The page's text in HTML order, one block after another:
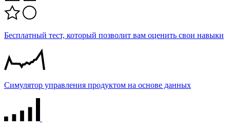
Бесплатный тест, который позволит вам оценить свои навыки
Симулятор управления продуктом на основе данных